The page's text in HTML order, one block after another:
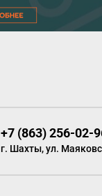
+7 (863) 256-02-
г. Шахты, ул.